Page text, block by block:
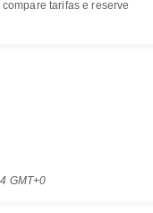
tarifas e reserve
GMT+0